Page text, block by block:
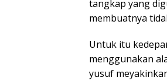
tangkap yang
membuatnya
Untuk itu
menggunakan
yusuf